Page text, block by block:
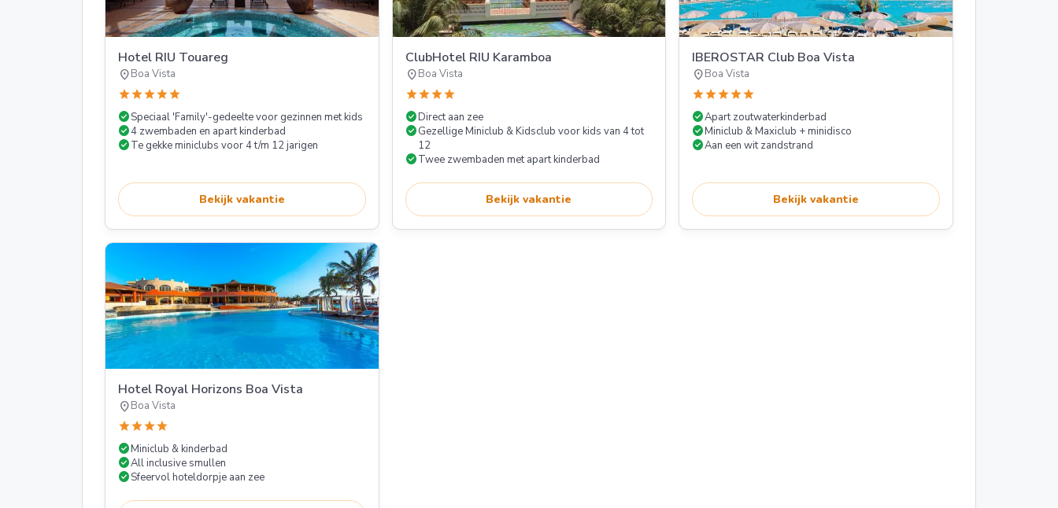
Hotel RIU Touareg
location_onBoa Vista
starstarstarstarstar
check_circleSpeciaal 'Family'-gedeelte voor gezinnen met kids
check_circle4 zwembaden en apart kinderbad
check_circleTe gekke miniclubs voor 4 t/m 12 jarigen
Bekijk vakantie
ClubHotel RIU Karamboa
location_onBoa Vista
starstarstarstar
check_circleDirect aan zee
check_circleGezellige Miniclub & Kidsclub voor kids van 4 tot
12
check_circleTwee zwembaden met apart kinderbad
Bekijk vakantie
IBEROSTAR Club Boa Vista
location_onBoa Vista
starstarstarstarstar
check_circleApart zoutwaterkinderbad
check_circleMiniclub & Maxiclub + minidisco
check_circleAan een wit zandstrand
Bekijk vakantie
Hotel Royal Horizons Boa Vista
location_onBoa Vista
starstarstarstar
check_circleMiniclub & kinderbad
check_circleAll inclusive smullen
check_circleSfeervol hoteldorpje aan zee